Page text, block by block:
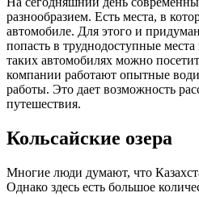
разнообразием. Есть места, в
автомобиле. Для этого и
попасть в труднодоступные
таких автомобилях можно
компании работают опытные
работы. Это дает возможность
путешествия.
Кольсайские озера
Многие люди думают, что
Однако здесь есть большое